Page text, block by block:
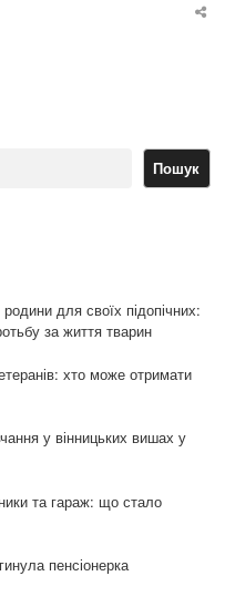
Пошук
для своїх підопічних:
за життя тварин
хто може отримати
у вінницьких вишах у
та гараж: що стало
пенсіонерка